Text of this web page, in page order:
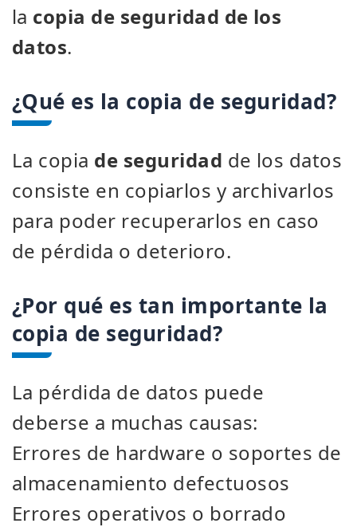
la copia de seguridad de los
datos.
¿Qué es la copia de seguridad?
La copia de seguridad de los datos
consiste en copiarlos y archivarlos
para poder recuperarlos en caso
de pérdida o deterioro.
¿Por qué es tan importante la
copia de seguridad?
La pérdida de datos puede
deberse a muchas causas:
Errores de hardware o soportes de
almacenamiento defectuosos
Errores operativos o borrado